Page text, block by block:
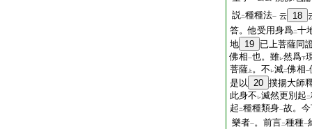
説二種種法一 云 18
答。他受用身爲二十
地 19 已上菩薩同
佛相一也。雖レ然爲下
菩薩 上 。不 レ滅二佛相一
是以 20 撲揚大師
此身不 レ滅然更別起 二
起 二種種類身一故。
樂者一。前言二種種一